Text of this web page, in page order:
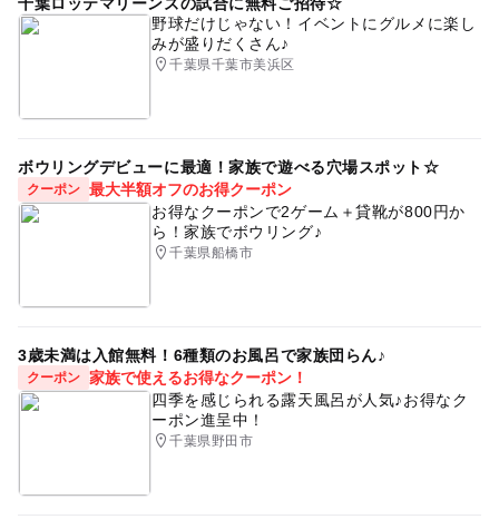
予約ページ
予約はこちらから
ご兄弟で一緒に撮影される場合は＋1000円頂戴いたしま
ベビー&キッズ撮影会 0・1・2歳の赤ちゃん
室内なので雨の日でもOK
おひるねアート撮影会 埼玉県 2025年3月のイベント
3月
野球だけじゃない！イベントにグルメに楽し
みが盛りだくさん♪
千葉県千葉市美浜区
ボウリングデビューに最適！家族で遊べる穴場スポット☆
クーポン 最大半額オフのお得クーポン
お得なクーポンで2ゲーム＋貸靴が800円か
ら！家族でボウリング♪
千葉県船橋市
3歳未満は入館無料！6種類のお風呂で家族団らん♪
クーポン 家族で使えるお得なクーポン！
四季を感じられる露天風呂が人気♪お得なク
ーポン進呈中！
千葉県野田市